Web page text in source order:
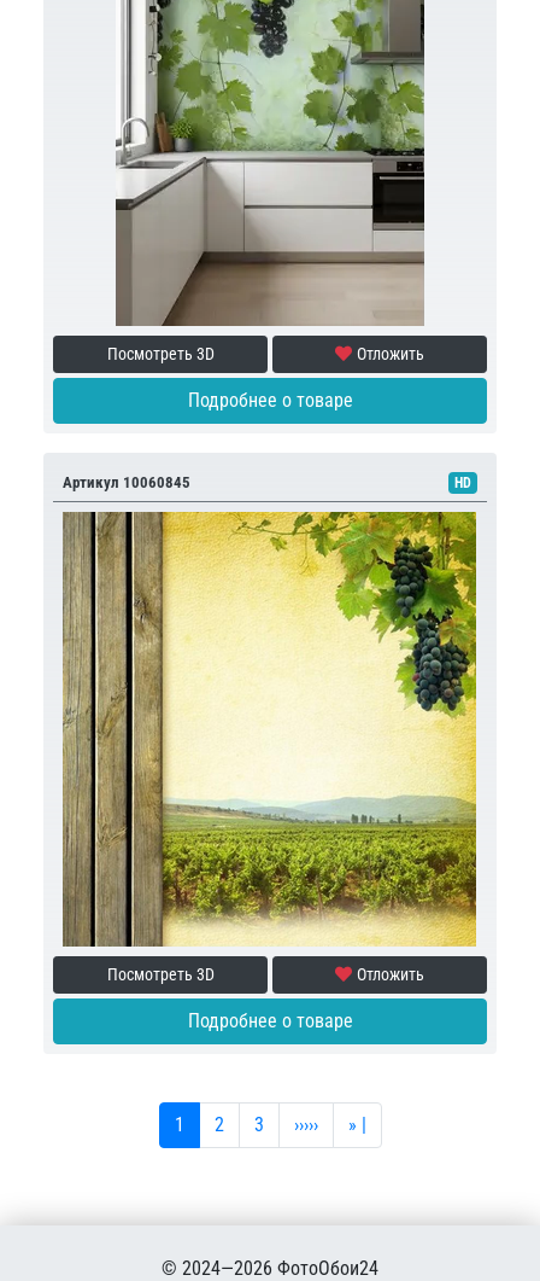
Посмотреть 3D Отложить
Подробнее о товаре
Артикул 10060845 HD
Посмотреть 3D Отложить
Подробнее о товаре
Текущая страница
1 Страница
2 Страница
3 Следующая страница
››››› Последняя страница
» |
© 2024—2026 ФотоОбои24